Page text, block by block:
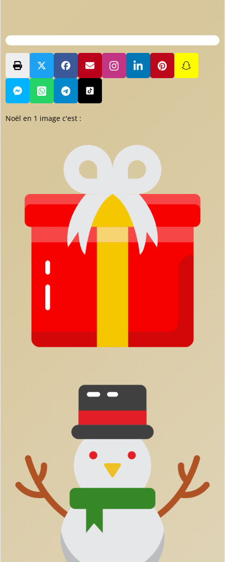
Noël en 1 image c'est :